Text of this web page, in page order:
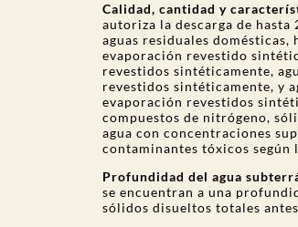
Calidad, cantidad y
autoriza la descarga de hasta
aguas residuales domésticas,
evaporación revestido
revestidos sintéticamente,
revestidos sintéticamente, y
evaporación revestidos
compuestos de nitrógeno,
agua con concentraciones
contaminantes tóxicos según
Profundidad del agua
se encuentran a una
sólidos disueltos totales